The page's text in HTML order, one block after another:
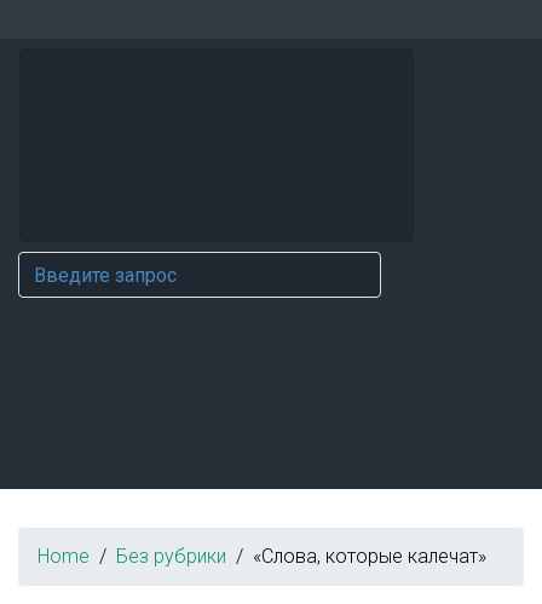
Home Без рубрики «Слова, которые калечат»